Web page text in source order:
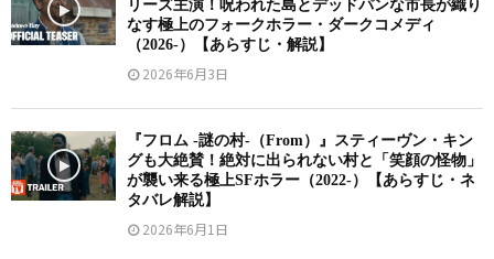
リーズ主演！呪われた島とデッドパンな市長が織り
なす極上のフォークホラー・ダークコメディ
（2026-）【あらすじ・解説】
2026年6月3日
『フロム -謎の村-（From）』スティーヴン・キン
グも大絶賛！絶対に出られない村と「笑顔の怪物」
が襲い来る極上SFホラー（2022-）【あらすじ・ネ
タバレ解説】
2026年6月1日